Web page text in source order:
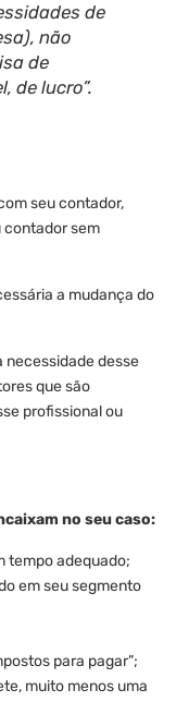
de
não
de
de lucro”.
seu contador,
contador sem
a mudança do
necessidade desse
que são
profissional ou
no seu caso:
tempo adequado;
em seu segmento
para pagar”;
muito menos uma